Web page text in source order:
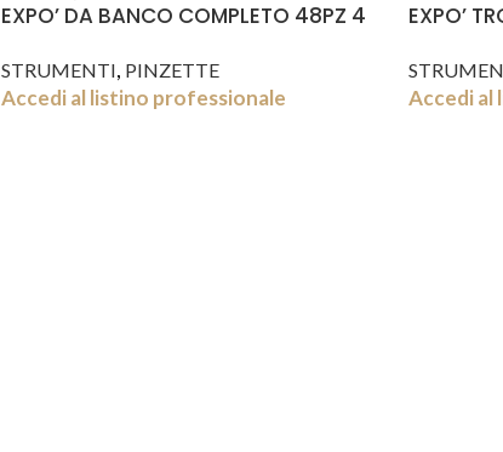
EXPO’ DA BANCO COMPLETO 48PZ 4
STRUMENTI, PINZETTE
Accedi al listino professionale
EXPO’
Accedi al